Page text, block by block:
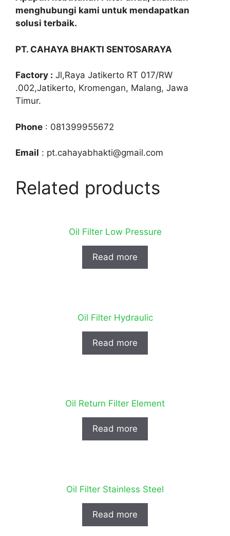
menghubungi kami untuk mendapatkan
solusi terbaik.
PT. CAHAYA BHAKTI SENTOSARAYA
Factory : Jl,Raya Jatikerto RT 017/RW
.002,Jatikerto, Kromengan, Malang, Jawa
Timur.
Phone : 081399955672
Email : pt.cahayabhakti@gmail.com
Related products
Oil Filter Low Pressure
Read more
Oil Filter Hydraulic
Read more
Oil Return Filter Element
Read more
Oil Filter Stainless Steel
Read more